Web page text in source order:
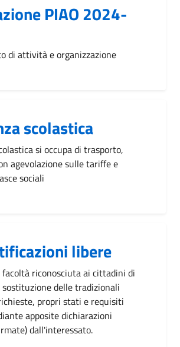
PIAO 2024-
di attività e organizzazione
scolastica
si occupa di trasporto,
agevolazione sulle tariffe e
sociali
libere
facoltà riconosciuta ai cittadini di
delle tradizionali
propri stati e requisiti
apposite dichiarazioni
dall'interessato.